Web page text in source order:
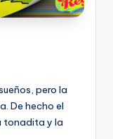
pero la
De hecho el
tonadita y la